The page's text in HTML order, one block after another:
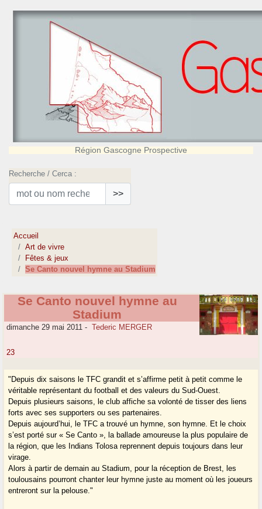
Région Gascogne Prospective
Recherche / Cerca :
>>
Accueil
Art de vivre
Fêtes & jeux
Se Canto nouvel hymne au Stadium
Se Canto nouvel hymne au
Stadium
dimanche 29 mai 2011 - Tederic MERGER
23
"Depuis dix saisons le TFC grandit et s’affirme petit à petit comme le
véritable représentant du football et des valeurs du Sud-Ouest.
Depuis plusieurs saisons, le club affiche sa volonté de tisser des liens
forts avec ses supporters ou ses partenaires.
Depuis aujourd’hui, le TFC a trouvé un hymne, son hymne. Et le choix
s’est porté sur « Se Canto », la ballade amoureuse la plus populaire de
la région, que les Indians Tolosa reprennent depuis toujours dans leur
virage.
Alors à partir de demain au Stadium, pour la réception de Brest, les
toulousains pourront chanter leur hymne juste au moment où les joueurs
entreront sur la pelouse."